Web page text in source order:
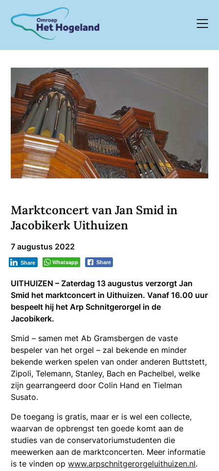
content
Marktconcert van Jan Smid in
Jacobikerk Uithuizen
7 augustus 2022
Whatsapp Share
Share
UITHUIZEN – Zaterdag 13 augustus verzorgt Jan
Smid het marktconcert in Uithuizen. Vanaf 16.00 uur
bespeelt hij het Arp Schnitgerorgel in de
Jacobikerk.
Smid – samen met Ab Gramsbergen de vaste
bespeler van het orgel – zal bekende en minder
bekende werken spelen van onder anderen Buttstett,
Zipoli, Telemann, Stanley, Bach en Pachelbel, welke
zijn gearrangeerd door Colin Hand en Tielman
Susato.
De toegang is gratis, maar er is wel een collecte,
waarvan de opbrengst ten goede komt aan de
studies van de conservatoriumstudenten die
meewerken aan de marktconcerten. Meer informatie
is te vinden opwww.arpschnitgerorgeluithuizen.nl.